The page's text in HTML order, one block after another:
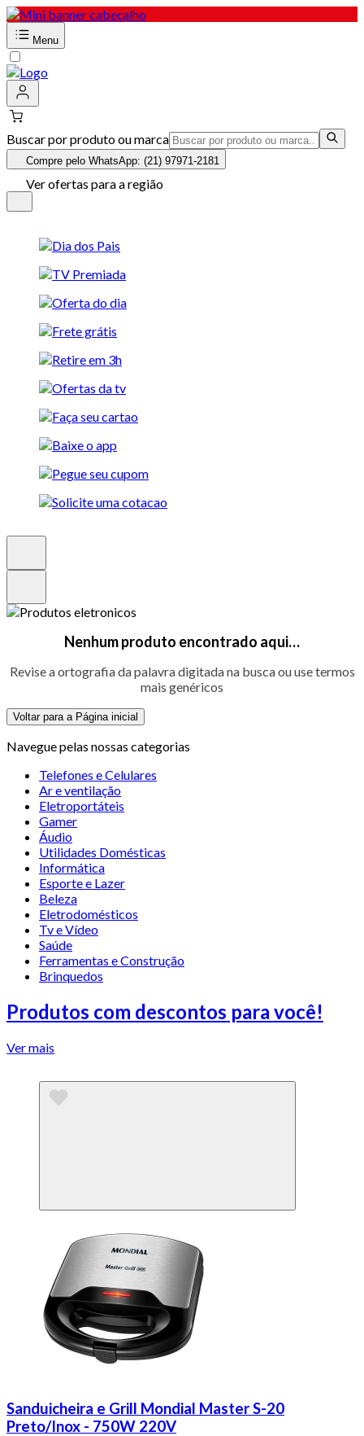
Menu
Buscar por produto ou marca
Compre pelo WhatsApp: (21) 97971-2181
Ver ofertas para a região
Nenhum produto encontrado aqui…
Revise a ortografia da palavra digitada na busca ou use termos
mais genéricos
Voltar para a Página inicial
Navegue pelas nossas categorias
Telefones e Celulares
Ar e ventilação
Eletroportáteis
Gamer
Áudio
Utilidades Domésticas
Informática
Esporte e Lazer
Beleza
Eletrodomésticos
Tv e Vídeo
Saúde
Ferramentas e Construção
Brinquedos
Produtos com descontos para você!
Ver mais
Sanduicheira e Grill Mondial Master S-20
Preto/Inox - 750W 220V